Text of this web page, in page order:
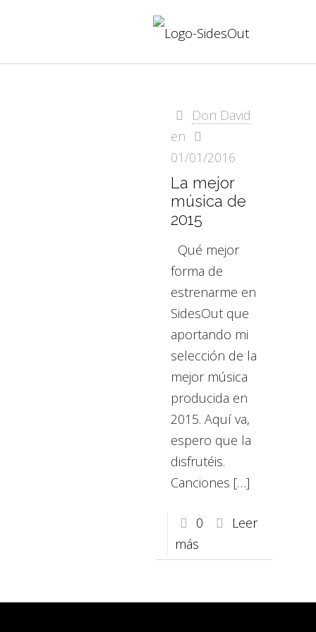
Don David
en
01/01/2016
La mejor
música de
2015
Qué mejor
forma de
estrenarme en
SidesOut que
aportando mi
selección de la
mejor música
producida en
2015. Aquí va,
espero que la
disfrutéis.
Canciones […]
0
Leer
más